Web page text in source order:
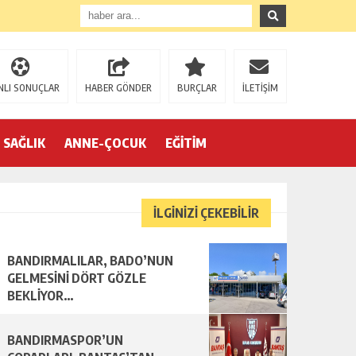
SONUÇLAR HABER GÖNDER BURÇLAR İLETİŞİM
SAĞLIK ANNE-ÇOCUK EĞİTİM
İLGİNİZİ ÇEKEBİLİR
BANDIRMALILAR, BADO’NUN
GELMESİNİ DÖRT GÖZLE
BEKLİYOR…
BANDIRMASPOR’UN